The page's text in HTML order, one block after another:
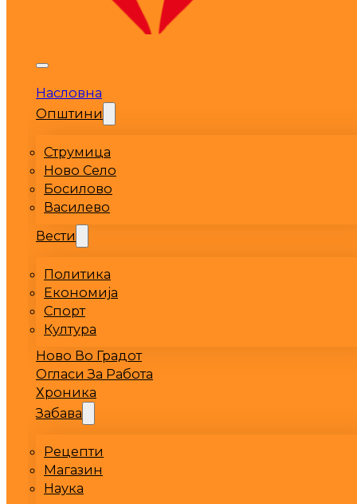
Насловна
Општини
Струмица
Ново Село
Босилово
Василево
Вести
Политика
Економија
Спорт
Култура
Ново Во Градот
Огласи За Работа
Хроника
Забава
Рецепти
Магазин
Наука